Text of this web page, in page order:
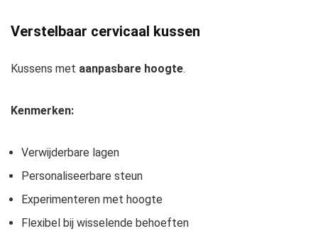
Verstelbaar cervicaal kussen
Kussens met aanpasbare hoogte.
Kenmerken:
Verwijderbare lagen
Personaliseerbare steun
Experimenteren met hoogte
Flexibel bij wisselende behoeften